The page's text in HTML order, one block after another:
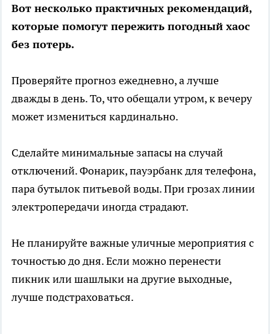
Вот несколько практичных рекомендаций,
которые помогут пережить погодный хаос
без потерь.
Проверяйте прогноз ежедневно, а лучше
дважды в день. То, что обещали утром, к вечеру
может измениться кардинально.
Сделайте минимальные запасы на случай
отключений. Фонарик, пауэрбанк для телефона,
пара бутылок питьевой воды. При грозах линии
электропередачи иногда страдают.
Не планируйте важные уличные мероприятия с
точностью до дня. Если можно перенести
пикник или шашлыки на другие выходные,
лучше подстраховаться.